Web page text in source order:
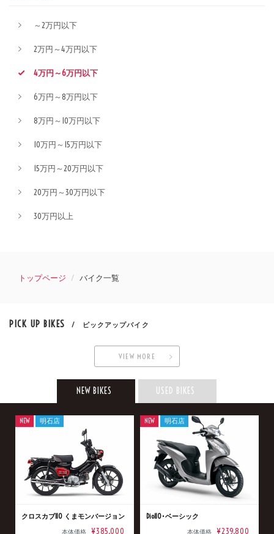
～2万円以下
2万円～4万円以下
4万円～6万円以下
6万円～8万円以下
8万円～10万円以下
10万円～15万円以下
15万円～20万円以下
20万円～30万円以下
30万円以上
トップページ バイク一覧
PICK UP BIKES / ピックアップバイク
VIEW MORE
NEW BIKES USED BIKES
クロスカブ110 くまモンバージョン
本体価格 ¥385,000
NEW 明石店
Dio110･ベーシック
本体価格 ¥239,800
NEW 明石店